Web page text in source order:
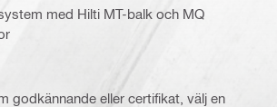
med Hilti MT-balk och MQ
godkännande eller certifikat, välj en